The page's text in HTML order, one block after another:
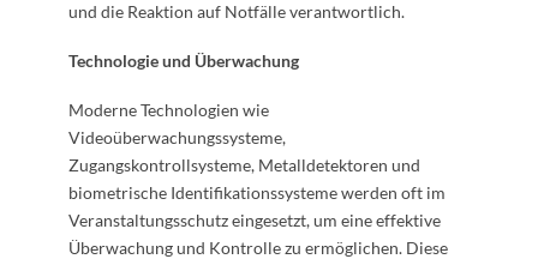
und die Reaktion auf Notfälle verantwortlich.
Technologie und Überwachung
Moderne Technologien wie
Videoüberwachungssysteme,
Zugangskontrollsysteme, Metalldetektoren und
biometrische Identifikationssysteme werden oft im
Veranstaltungsschutz eingesetzt, um eine effektive
Überwachung und Kontrolle zu ermöglichen. Diese